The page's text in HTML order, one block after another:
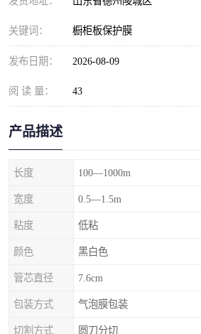
关键词： 橱柜板保护膜
发布日期： 2026-08-09
阅 读 量： 43
产品描述
长度 100—1000m
宽度 0.5—1.5m
粘度 低粘
颜色 黑白色
管芯直径 7.6cm
包装方式 气泡膜包装
切割方式 圆刀分切